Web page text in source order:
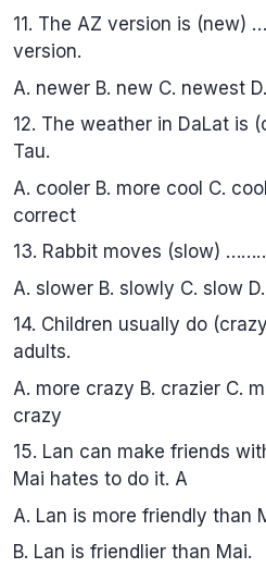
11. The AZ version is (new)
version.
A. newer B. new C. newest
12. The weather in DaLat
Tau.
A. cooler B. more cool C.
correct
13. Rabbit moves (slow)
A. slower B. slowly C. slow
14. Children usually do
adults.
A. more crazy B. crazier C.
crazy
15. Lan can make friends
Mai hates to do it. A
A. Lan is more friendly than
B. Lan is friendlier than Mai.